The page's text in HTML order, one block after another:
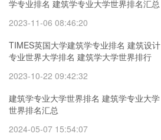
学专业排名 建筑学专业大学世界排名汇总
2023-11-06 08:46:20
TIMES英国大学建筑学专业排名 建筑设计
专业世界大学排名 建筑学大学世界排行
2023-10-22 09:42:32
建筑学专业大学世界排名 建筑学专业大学
世界排名汇总
2024-05-07 15:54:07